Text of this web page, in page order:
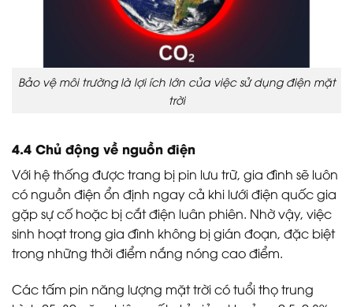
Bảo vệ môi trường là lợi ích lớn của việc sử dụng điện mặt
trời
4.4 Chủ động về nguồn điện
Với hệ thống được trang bị pin lưu trữ, gia đình sẽ luôn
có nguồn điện ổn định ngay cả khi lưới điện quốc gia
gặp sự cố hoặc bị cắt điện luân phiên. Nhờ vậy, việc
sinh hoạt trong gia đình không bị gián đoạn, đặc biệt
trong những thời điểm nắng nóng cao điểm.
Các tấm pin năng lượng mặt trời có tuổi thọ trung